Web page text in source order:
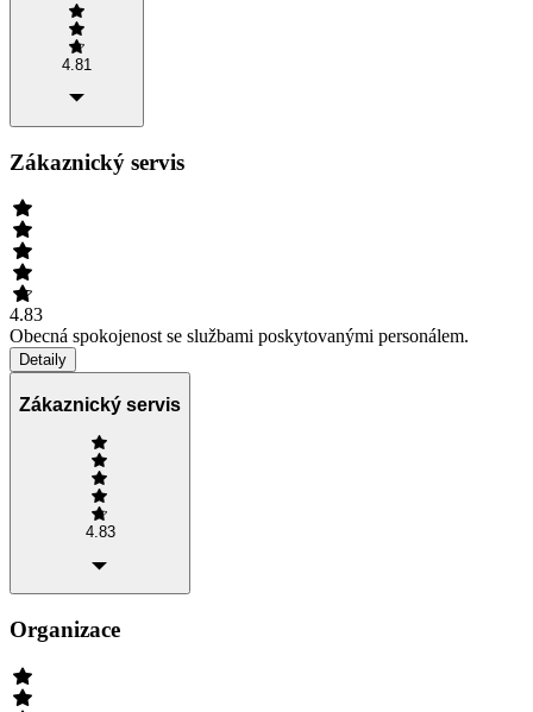
4.81
Zákaznický servis
4.83
Obecná spokojenost se službami poskytovanými personálem.
Detaily
Zákaznický servis
4.83
Organizace